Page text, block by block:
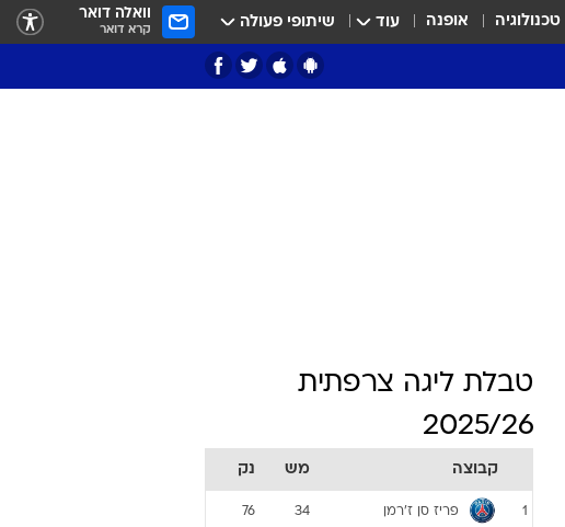
טכנולוגיה אופנה עוד שיתופי פעולה וואלה דואר
קרא דואר
טבלת ליגה צרפתית
2025/26
קבוצה מש נק
1 פריז סן ז'רמן 34
76